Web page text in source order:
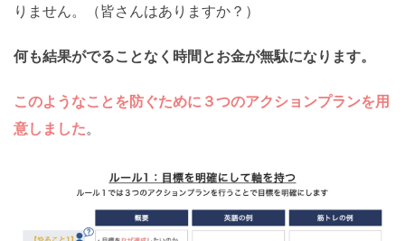
りません。（皆さんはありますか？）
何も結果がでることなく時間とお金が無駄になります。
このようなことを防ぐために３つのアクションプランを用
意しました。